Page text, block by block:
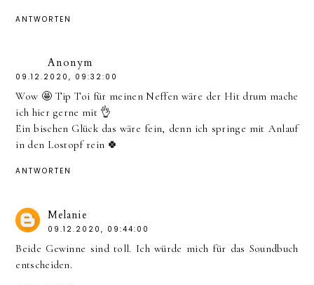
ANTWORTEN
Anonym
09.12.2020, 09:32:00
Wow 🤩 Tip Toi für meinen Neffen wäre der Hit drum mache
ich hier gerne mit 👌
Ein bischen Glück das wäre fein, denn ich springe mit Anlauf
in den Lostopf rein 🍀
ANTWORTEN
Melanie
09.12.2020, 09:44:00
Beide Gewinne sind toll. Ich würde mich für das Soundbuch
entscheiden.